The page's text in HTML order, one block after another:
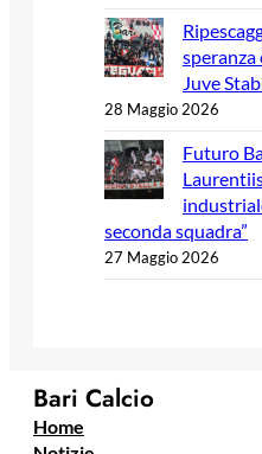
speranza
Juve
28 Maggio 2026
Futuro
seconda squadra”
27 Maggio 2026
Bari Calcio
Home